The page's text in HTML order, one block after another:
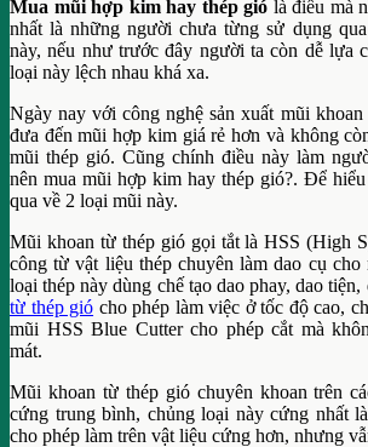
Mua mũi hợp kim hay thép gió là điều mà
nhất là những người chưa từng sử dụng
này, nếu như trước đây người ta còn dễ lựa
loại này lệch nhau khá xa.
Ngày nay với công nghệ sản xuất mũi
đưa đến mũi hợp kim giá rẻ hơn và không
mũi thép gió. Cũng chính điều này làm
nên mua mũi hợp kim hay thép gió?. Để
qua về 2 loại mũi này.
Mũi khoan từ thép gió gọi tắt là HSS (High
công từ vật liệu thép chuyên làm dao cụ cho
loại thép này dùng chế tạo dao phay, dao
từ thép gió cho phép làm việc ở tốc độ cao,
mũi HSS Blue Cutter cho phép cắt mà
mát.
Mũi khoan từ thép gió chuyên khoan trên
cứng trung bình, chủng loại này cứng nhất là
cho phép làm trên vật liệu cứng hơn, nhưng